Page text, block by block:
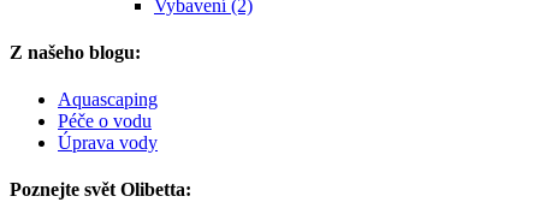
Vybavení (2)
Z našeho blogu:
Aquascaping
Péče o vodu
Úprava vody
Poznejte svět Olibetta: